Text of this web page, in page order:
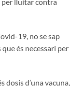
19, no se sap
és necessari per
dosis d’una vacuna,